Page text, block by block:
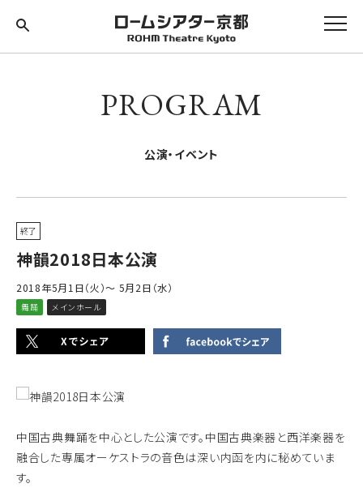
PROGRAM
公演・イベント
終了
神韻2018日本公演
2018年5月1日（火）～ 5月2日（水）
舞踊 メインホール
中国古典舞踊を中心とした公演です。中国古典楽器と西洋楽器を
融合した専属オーケストラの音色は深い内函を内に秘めていま
す。